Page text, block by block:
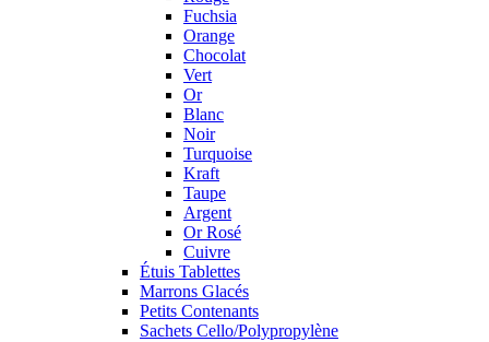
Fuchsia
Orange
Chocolat
Vert
Or
Blanc
Noir
Turquoise
Kraft
Taupe
Argent
Or Rosé
Cuivre
Étuis Tablettes
Marrons Glacés
Petits Contenants
Sachets Cello/Polypropylène